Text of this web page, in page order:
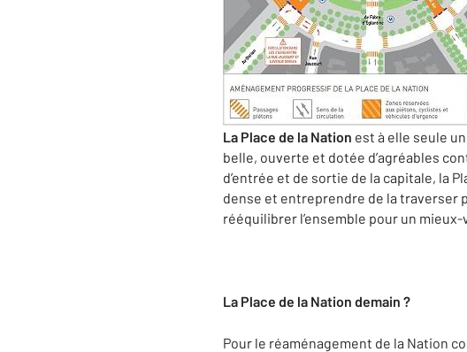
La Place de la Nation est à elle seule
belle, ouverte et dotée d’agréables
d’entrée et de sortie de la capitale, la
dense et entreprendre de la traverser
rééquilibrer l’ensemble pour un
La Place de la Nation demain ?
Pour le réaménagement de la Nation